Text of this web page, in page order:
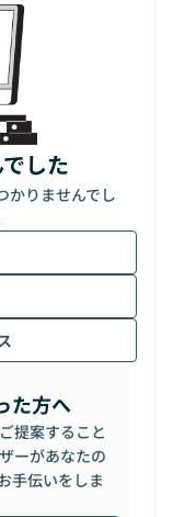
した
かりませんでし
た方へ
提案すること
ーがあなたの
手伝いをしま